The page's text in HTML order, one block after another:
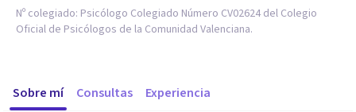
Nº colegiado: Psicólogo Colegiado Número CV02624 del Colegio
Oficial de Psicólogos de la Comunidad Valenciana.
Sobre mí Consultas Experiencia